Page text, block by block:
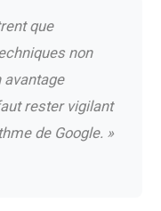
que
non
rester vigilant
de Google. »